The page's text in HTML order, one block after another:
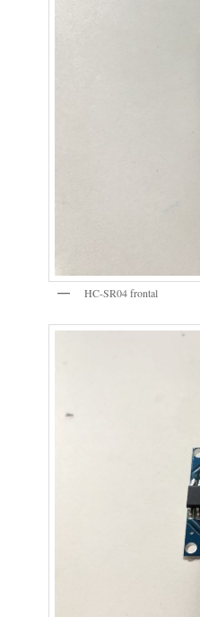
HC-SR04 frontal